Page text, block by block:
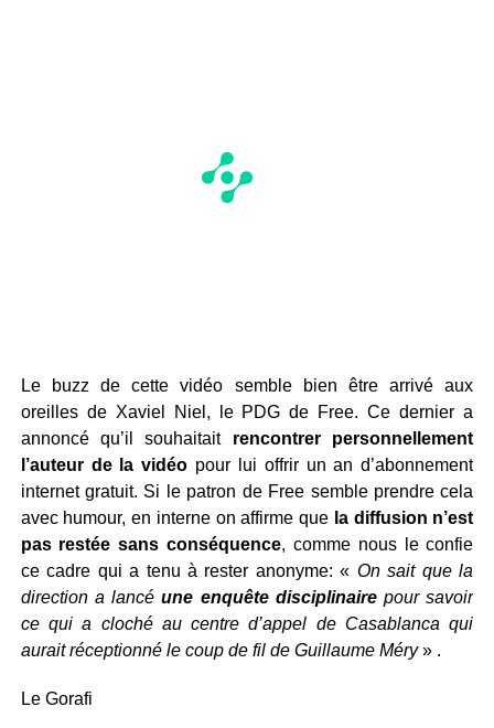
Le buzz de cette vidéo semble bien être arrivé aux
oreilles de Xaviel Niel, le PDG de Free. Ce dernier a
annoncé qu’il souhaitaitrencontrer personnellement
l’auteur de la vidéo pour lui offrir un an d’abonnement
internet gratuit. Si le patron de Free semble prendre cela
avec humour, en interne on affirme que la diffusion n’est
pas restée sans conséquence, comme nous le confie
ce cadre qui a tenu à rester anonyme: « On sait que la
direction a lancéune enquête disciplinairepour savoir
ce qui a cloché au centre d’appel de Casablanca qui
aurait réceptionné le coup de fil de Guillaume Méry» .
Le Gorafi